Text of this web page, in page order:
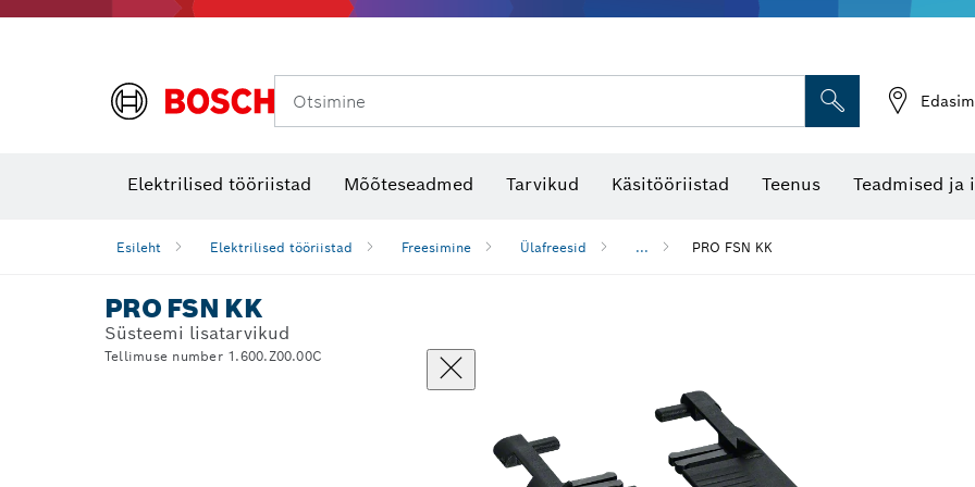
Otsimine
Elektrilised tööriistad Mõõteseadmed Tarvikud Käsitööriistad Teenus Teadmised ja
Esileht Elektrilised tööriistad Freesimine Ülafreesid ... PRO FSN KK
PRO FSN KK
Süsteemi lisatarvikud
Tellimuse number 1.600.Z00.00C